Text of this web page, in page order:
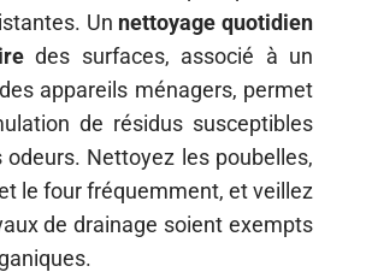
Un nettoyage quotidien
des surfaces, associé à un
appareils ménagers, permet
de résidus susceptibles
odeurs. Nettoyez les poubelles,
le four fréquemment, et veillez
de drainage soient exempts